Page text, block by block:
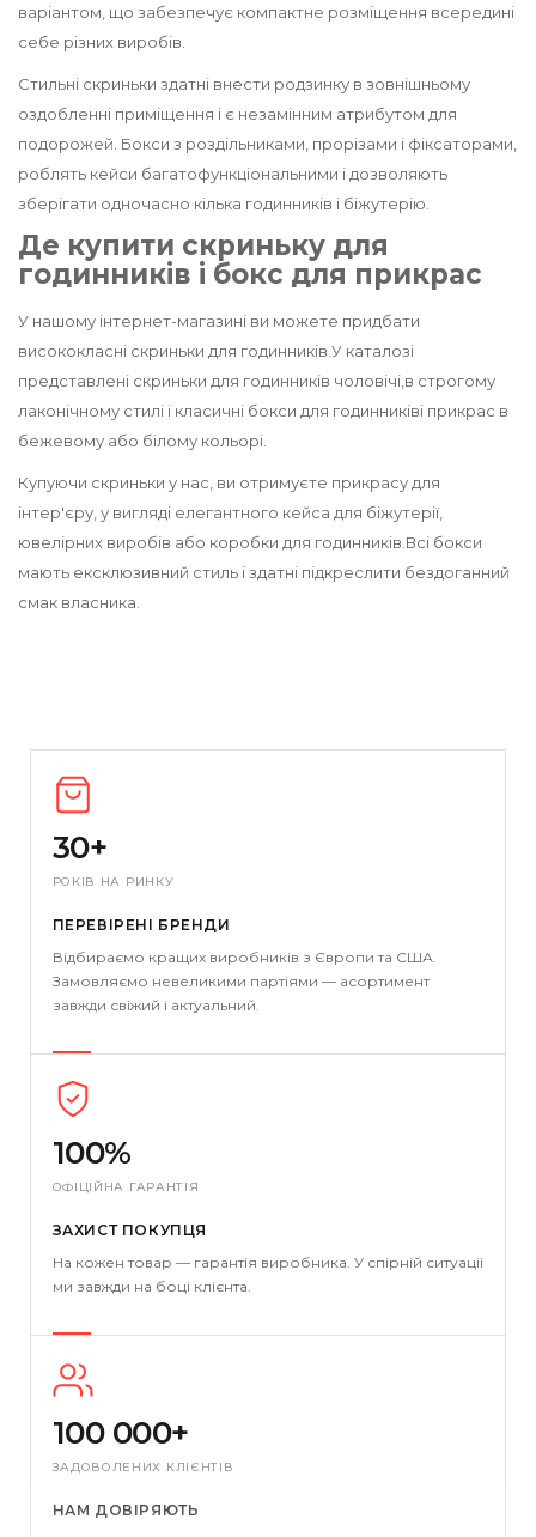
варіантом, що забезпечує компактне розміщення всередині
себе різних виробів.
Стильні скриньки здатні внести родзинку в зовнішньому
оздобленні приміщення і є незамінним атрибутом для
подорожей. Бокси з роздільниками, прорізами і фіксаторами,
роблять кейси багатофункціональними і дозволяють
зберігати одночасно кілька годинників і біжутерію.
Де купити скриньку для
годинників і бокс для прикрас
У нашому інтернет-магазині ви можете придбати
висококласні скриньки для годинників. У каталозі
представлені скриньки для годинників чоловічі, в строгому
лаконічному стилі і класичні бокси для годинниківі прикрас в
бежевому або білому кольорі.
Купуючи скриньки у нас, ви отримуєте прикрасу для
інтер'єру, у вигляді елегантного кейса для біжутерії,
ювелірних виробів або коробки для годинників. Всі бокси
мають ексклюзивний стиль і здатні підкреслити бездоганний
смак власника.
30+
РОКІВ НА РИНКУ
ПЕРЕВІРЕНІ БРЕНДИ
Відбираємо кращих виробників з Європи та США.
Замовляємо невеликими партіями — асортимент
завжди свіжий і актуальний.
100%
ОФІЦІЙНА ГАРАНТІЯ
ЗАХИСТ ПОКУПЦЯ
На кожен товар — гарантія виробника. У спірній ситуації
ми завжди на боці клієнта.
100 000+
ЗАДОВОЛЕНИХ КЛІЄНТІВ
НАМ ДОВІРЯЮТЬ